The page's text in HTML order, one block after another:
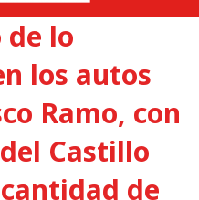
de lo
los autos
Ramo, con
Castillo
de